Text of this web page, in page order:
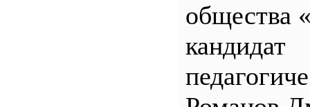
общества
кандидат